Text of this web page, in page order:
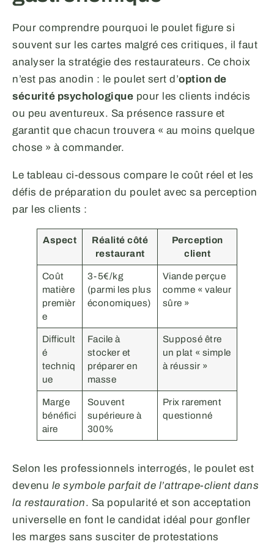
Pour comprendre pourquoi le poulet figure si
souvent sur les cartes malgré ces critiques, il faut
analyser la stratégie des restaurateurs. Ce choix
n’est pas anodin : le poulet sert d’option de
sécurité psychologique pour les clients indécis
ou peu aventureux. Sa présence rassure et
garantit que chacun trouvera « au moins quelque
chose » à commander.
Le tableau ci-dessous compare le coût réel et les
défis de préparation du poulet avec sa perception
par les clients :
Aspect
Réalité côté
restaurant
Perception
client
Coût
matière
premièr
e
3-5€/kg
(parmi les plus
économiques)
Viande perçue
comme « valeur
sûre »
Difficult
é
techniq
ue
Facile à
stocker et
préparer en
masse
Supposé être
un plat « simple
à réussir »
Marge
bénéfici
aire
Souvent
supérieure à
300%
Prix rarement
questionné
Selon les professionnels interrogés, le poulet est
devenu le symbole parfait de l’attrape-client dans
la restauration. Sa popularité et son acceptation
universelle en font le candidat idéal pour gonfler
les marges sans susciter de protestations